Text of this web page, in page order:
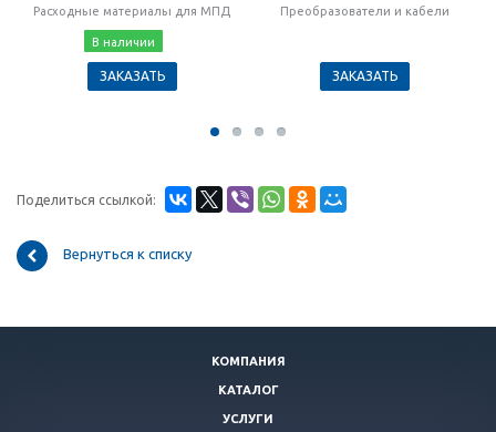
Расходные материалы для МПД
В наличии
ЗАКАЗАТЬ
Преобразователи и кабели
ЗАКАЗАТЬ
Поделиться ссылкой:
Вернуться к списку
КОМПАНИЯ
КАТАЛОГ
УСЛУГИ